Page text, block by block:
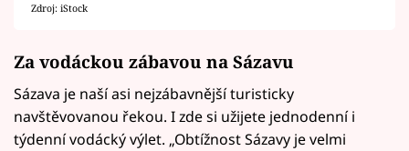
Zdroj: iStock
Za vodáckou zábavou na Sázavu
Sázava je naší asi nejzábavnější turisticky
navštěvovanou řekou. I zde si užijete jednodenní i
týdenní vodácký výlet. „Obtížnost Sázavy je velmi